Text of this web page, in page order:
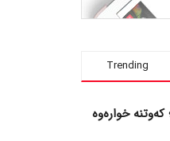
Trending
خوارەوە